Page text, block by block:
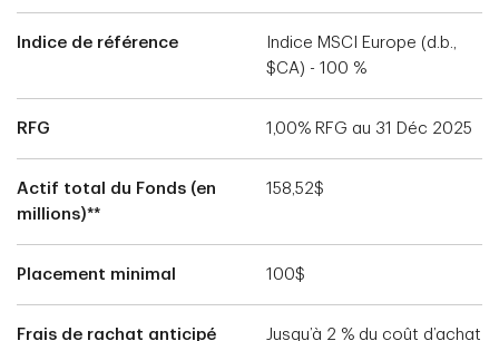
Indice de référence
Indice MSCI Europe (d.b.,
$CA) - 100 %
RFG 1,00% RFG au 31 Déc 2025
Actif total du Fonds (en
millions)**
158,52$
Placement minimal 100$
Frais de rachat anticipé
Jusqu’à 2 % du coût d’achat